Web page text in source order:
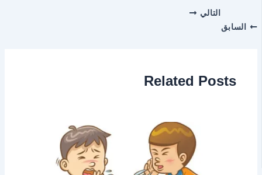
السابق
التالي
Related Posts